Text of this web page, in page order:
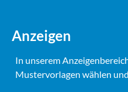
Anzeigen
In unserem
Mustervorlagen wählen